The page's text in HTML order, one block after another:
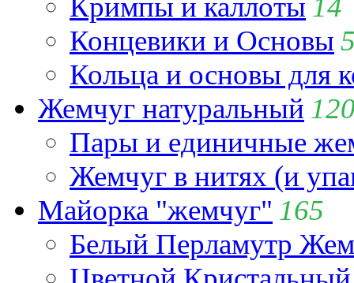
Концевики и Основы
Кольца и основы для
Жемчуг натуральный
Пары и единичные
Жемчуг в нитях (и
Майорка "жемчуг" 165
Белый Перламутр